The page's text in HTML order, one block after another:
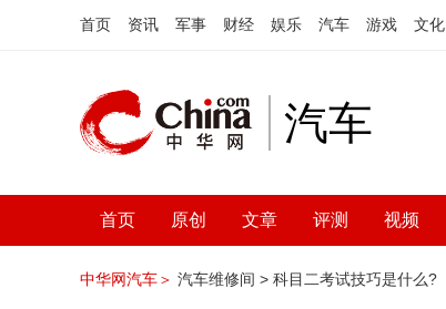
首页 资讯 军事 财经 娱乐 汽车 游戏 文化
汽车
首页 原创 文章 评测 视频
中华网汽车＞ 汽车维修间 > 科目二考试技巧是什么?